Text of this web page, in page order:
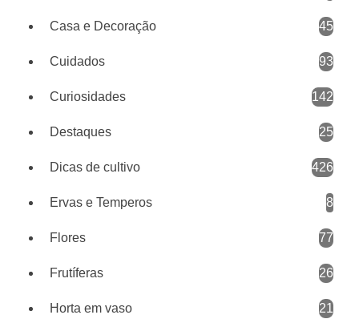
Casa e Decoração 45
Cuidados 93
Curiosidades 142
Destaques 25
Dicas de cultivo 426
Ervas e Temperos 8
Flores 77
Frutíferas 26
Horta em vaso 21